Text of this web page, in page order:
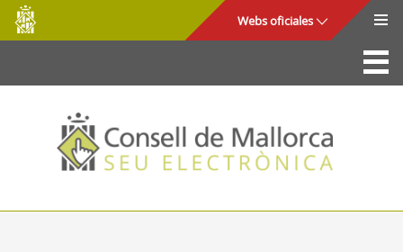
Saltar al contenido principal
Consell
de
Mallorca
Webs oficiales
La Sede
Consejo de Mallorca
Acceso y seguridad
Utilidades